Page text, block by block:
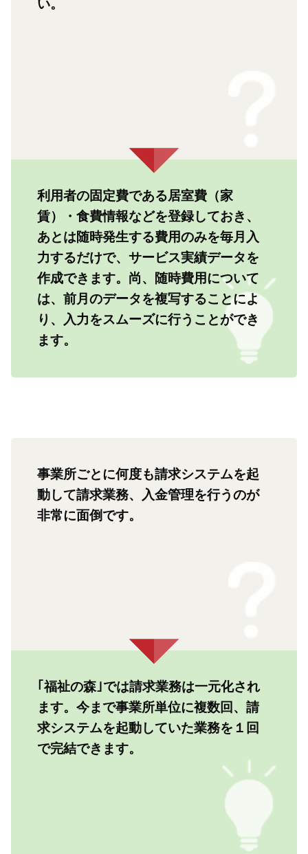
い。
利用者の固定費である居室費（家
賃）・食費情報などを登録しておき、
あとは随時発生する費用のみを毎月入
力するだけで、サービス実績データを
作成できます。尚、随時費用について
は、前月のデータを複写することによ
り、入力をスムーズに行うことができ
ます。
事業所ごとに何度も請求システムを起
動して請求業務、入金管理を行うのが
非常に面倒です。
｢福祉の森｣では請求業務は一元化され
ます。今まで事業所単位に複数回、請
求システムを起動していた業務を１回
で完結できます。